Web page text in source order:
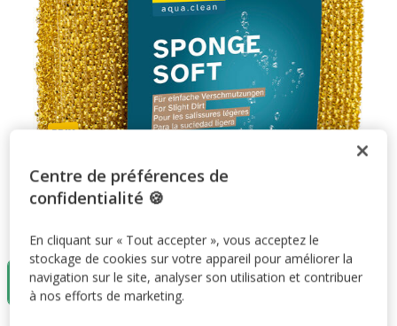
Taille: 1 unité
1 unité
6.99€
Centre de préférences de
confidentialité 🍪
En cliquant sur « Tout accepter », vous acceptez le
stockage de cookies sur votre appareil pour améliorer la
navigation sur le site, analyser son utilisation et contribuer
à nos efforts de marketing.